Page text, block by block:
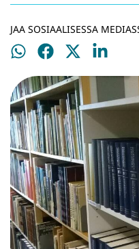
JAA SOSIAALISESSA
Jaa
Jaa
Jaa
Jaa